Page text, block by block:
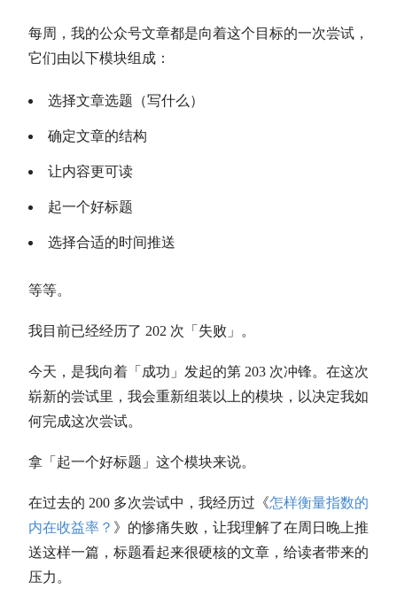
每周，我的公众号文章都是向着这个目标的一次尝试，
它们由以下模块组成：
选择文章选题（写什么）
确定文章的结构
让内容更可读
起一个好标题
选择合适的时间推送
等等。
我目前已经经历了 202 次「失败」。
今天，是我向着「成功」发起的第 203 次冲锋。在这次
崭新的尝试里，我会重新组装以上的模块，以决定我如
何完成这次尝试。
拿「起一个好标题」这个模块来说。
在过去的 200 多次尝试中，我经历过《怎样衡量指数的
内在收益率？ 》的惨痛失败，让我理解了在周日晚上推
送这样一篇，标题看起来很硬核的文章，给读者带来的
压力。